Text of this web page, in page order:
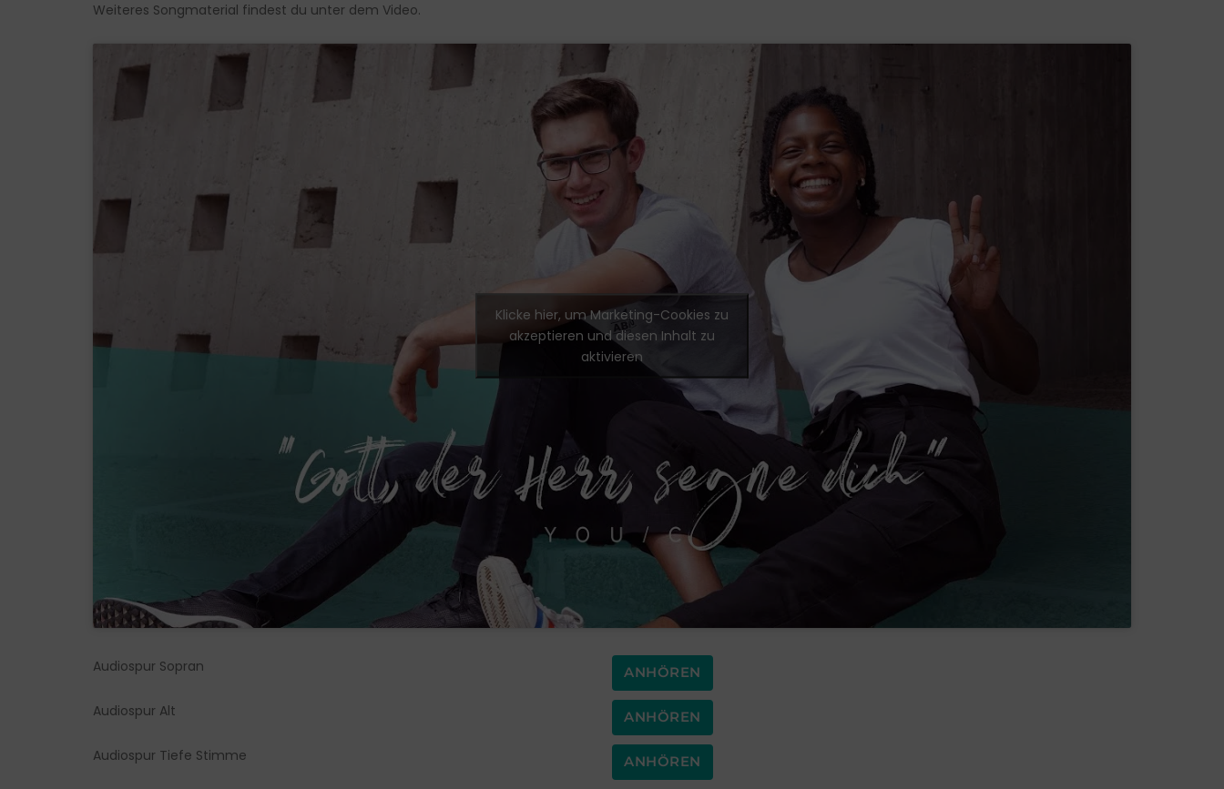
Weiteres Songmaterial findest du unter dem Video.
Klicke hier, um Marketing-Cookies zu
akzeptieren und diesen Inhalt zu
aktivieren
Audiospur Sopran ANHÖREN
Audiospur Alt ANHÖREN
Audiospur Tiefe Stimme ANHÖREN